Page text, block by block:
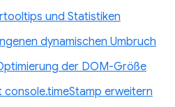
und Statistiken
dynamischen Umbruch
der DOM-Größe
console.timeStamp erweitern